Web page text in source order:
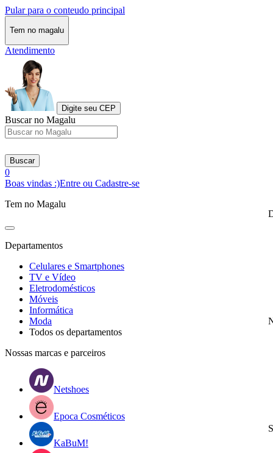
Pular para o conteudo principal
Tem no magalu
Atendimento
Digite seu CEP
Buscar no Magalu
Buscar
0
Boas vindas :)Entre ou Cadastre-se
Tem no Magalu
Departamentos
Celulares e Smartphones
TV e Vídeo
Eletrodomésticos
Móveis
Informática
Moda
Todos os departamentos
Nossas marcas e parceiros
Netshoes
Epoca Cosméticos
KaBuM!